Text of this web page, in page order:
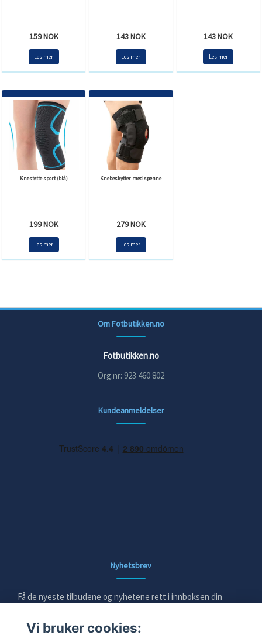
159 NOK
Les mer
143 NOK
Les mer
143 NOK
Les mer
Knestøtte sport (blå)
199 NOK
Les mer
Knebeskytter med spenne
279 NOK
Les mer
Om Fotbutikken.no
Fotbutikken.no
Org.nr: 923 460 802
Kundeanmeldelser
Nyhetsbrev
Få de nyeste tilbudene og nyhetene rett i innboksen din
E-post
Vi bruker cookies: